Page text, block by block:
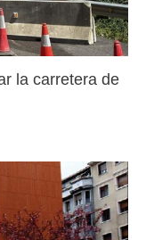
la carretera de